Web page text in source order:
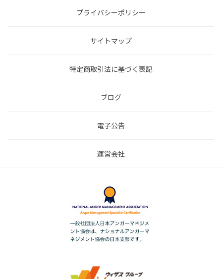
プライバシーポリシー
サイトマップ
特定商取引法に基づく表記
ブログ
電子公告
運営会社